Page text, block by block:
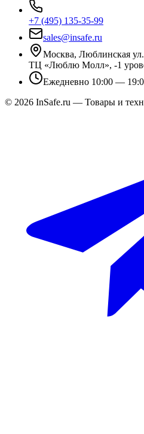
+7 (495) 135-35-99
sales@insafe.ru
Москва, Люблинская
ТЦ «Люблю Молл», -1
Ежедневно 10:00 —
© 2026 InSafe.ru — Товары и